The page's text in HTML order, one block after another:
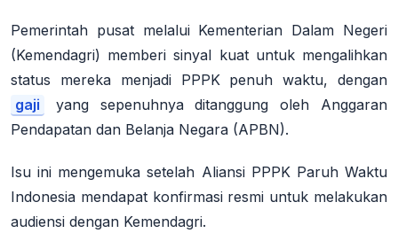
Pemerintah pusat melalui Kementerian Dalam Negeri
(Kemendagri) memberi sinyal kuat untuk mengalihkan
status mereka menjadi PPPK penuh waktu, dengan
gaji
yang sepenuhnya ditanggung oleh Anggaran
Pendapatan dan Belanja Negara (APBN).
Isu ini mengemuka setelah Aliansi PPPK Paruh Waktu
Indonesia mendapat konfirmasi resmi untuk melakukan
audiensi dengan Kemendagri.